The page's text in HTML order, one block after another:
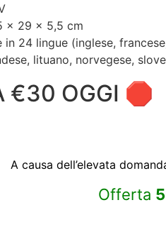
x 29 x 5,5 cm
in 24 lingue (inglese,
lituano, norvegese,
€30 OGGI 🛑
A causa dell’elevata
Offerta